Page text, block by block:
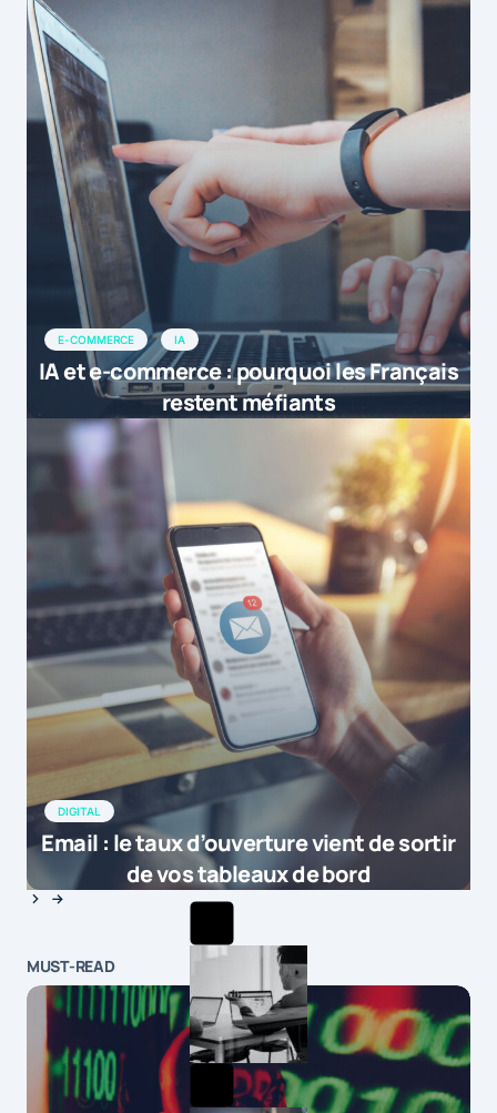
E-COMMERCE IA
IA et e-commerce : pourquoi les Français
restent méfiants
DIGITAL
Email : le taux d’ouverture vient de sortir
de vos tableaux de bord
MUST-READ